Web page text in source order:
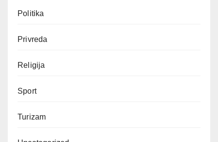
Politika
Privreda
Religija
Sport
Turizam